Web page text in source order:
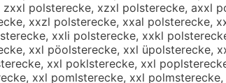
polsterecke, xzxl polsterecke, axxl
xxzl polsterecke, xxal polsterecke,
xxli polsterecke, xxkl
xxl pöolsterecke, xxl üpolsterecke,
xxl poklsterecke, xxl
xxl pomlsterecke, xxl